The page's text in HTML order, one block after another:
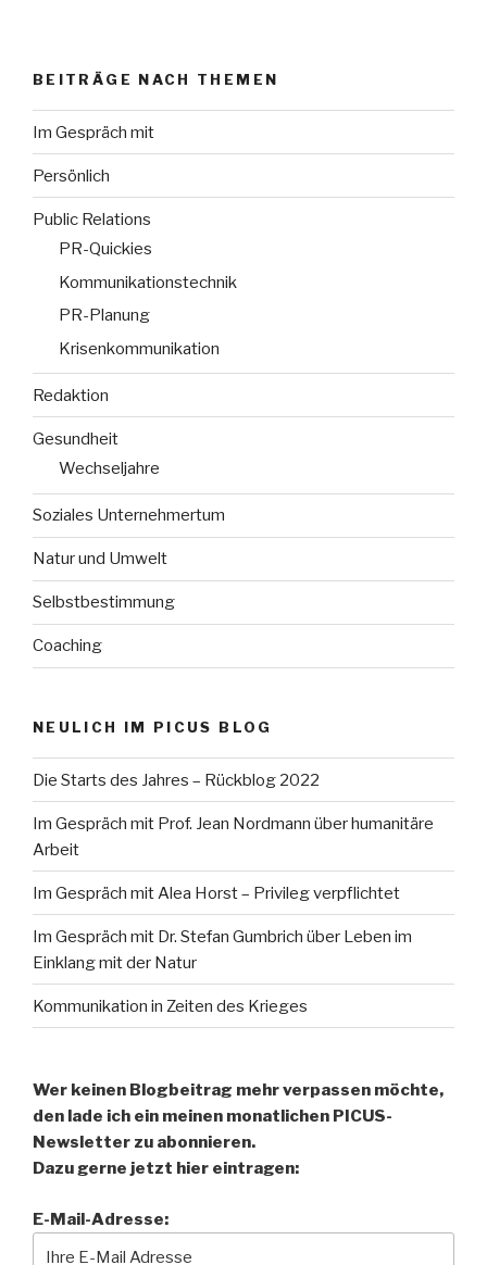
BEITRÄGE NACH THEMEN
Im Gespräch mit
Persönlich
Public Relations
PR-Quickies
Kommunikationstechnik
PR-Planung
Krisenkommunikation
Redaktion
Gesundheit
Wechseljahre
Soziales Unternehmertum
Natur und Umwelt
Selbstbestimmung
Coaching
NEULICH IM PICUS BLOG
Die Starts des Jahres – Rückblog 2022
Im Gespräch mit Prof. Jean Nordmann über humanitäre
Arbeit
Im Gespräch mit Alea Horst – Privileg verpflichtet
Im Gespräch mit Dr. Stefan Gumbrich über Leben im
Einklang mit der Natur
Kommunikation in Zeiten des Krieges
Wer keinen Blogbeitrag mehr verpassen möchte,
den lade ich ein meinen monatlichen PICUS-
Newsletter zu abonnieren.
Dazu gerne jetzt hier eintragen:
E-Mail-Adresse: